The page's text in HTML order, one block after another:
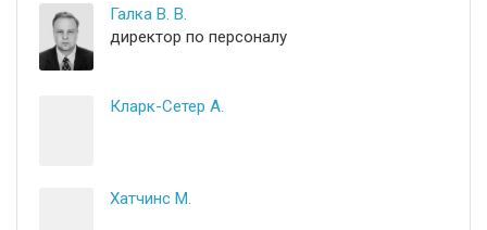
Галка В. В.
директор по персоналу
Кларк-Сетер А.
Хатчинс М.